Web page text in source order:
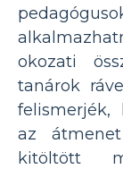
okozati
tanárok
felismerjék,
az
kitöltött